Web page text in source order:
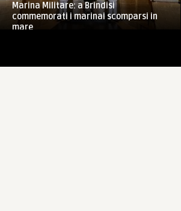
CME Abruzzo Molise: commiato del Gen
Cerrina, a breve al comando d ...